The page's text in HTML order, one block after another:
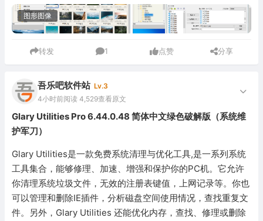
图形图像
转发 1 点赞 分享
吾乐吧软件站 Lv.3
4小时前阅读 4,529查看原文
Glary Utilities Pro 6.44.0.48 简体中文绿色破解版（系统维
护军刀）
Glary Utilities是一款免费系统清理与优化工具,是一系列系统
工具集合，能够修理、加速、增强和保护你的PC机。它允许
你清理系统垃圾文件，无效的注册表键值，上网记录等。你也
可以管理和删除IE插件，分析磁盘空间使用情况，查找重复文
件。另外，Glary Utilities 还能优化内存，查找、修理或删除